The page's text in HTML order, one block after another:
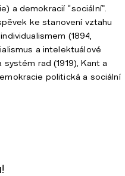
a demokracií “sociální”.
ke stanovení vztahu
(1894,
a intelektuálové
systém rad (1919), Kant a
politická a sociální